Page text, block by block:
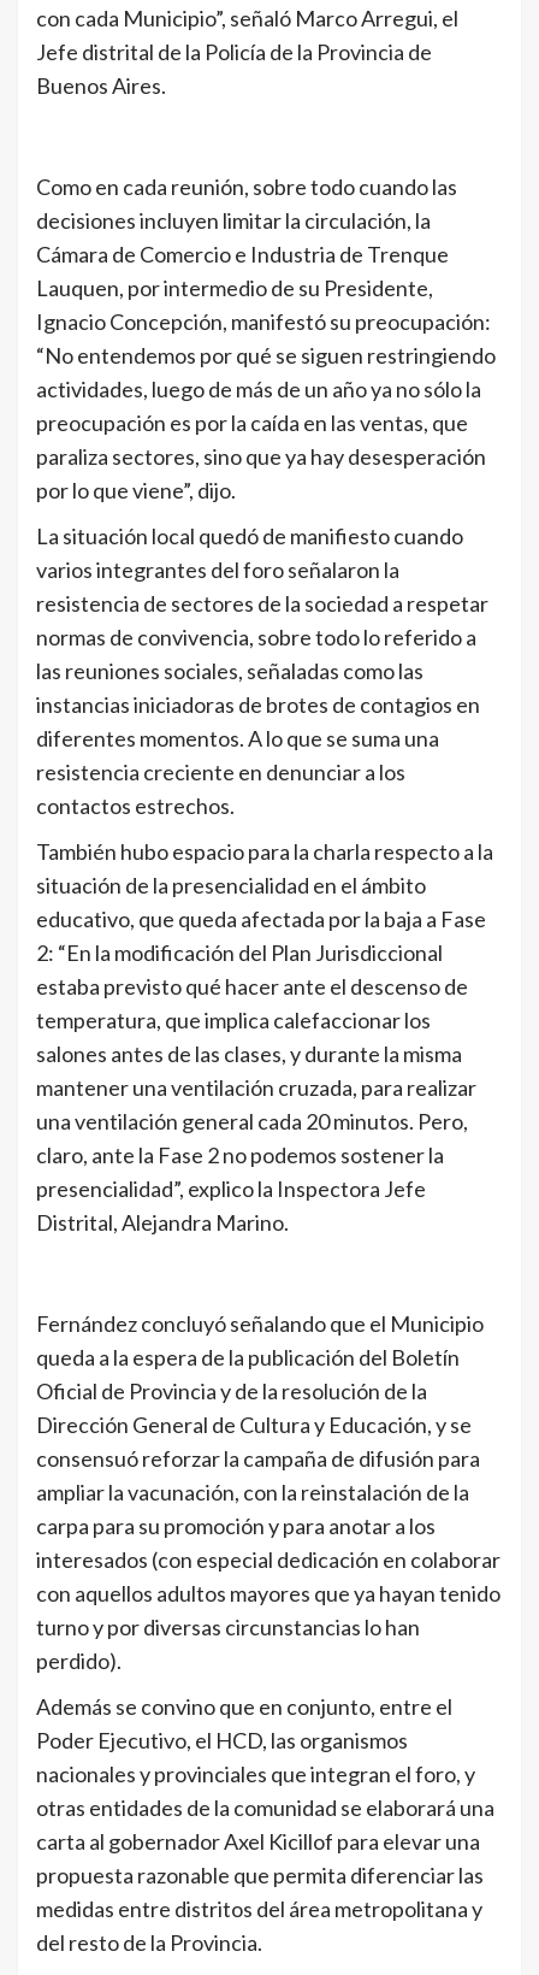
con cada Municipio”, señaló Marco Arregui, el
Jefe distrital de la Policía de la Provincia de
Buenos Aires.
Como en cada reunión, sobre todo cuando las
decisiones incluyen limitar la circulación, la
Cámara de Comercio e Industria de Trenque
Lauquen, por intermedio de su Presidente,
Ignacio Concepción, manifestó su preocupación:
“No entendemos por qué se siguen restringiendo
actividades, luego de más de un año ya no sólo la
preocupación es por la caída en las ventas, que
paraliza sectores, sino que ya hay desesperación
por lo que viene”, dijo.
La situación local quedó de manifiesto cuando
varios integrantes del foro señalaron la
resistencia de sectores de la sociedad a respetar
normas de convivencia, sobre todo lo referido a
las reuniones sociales, señaladas como las
instancias iniciadoras de brotes de contagios en
diferentes momentos. A lo que se suma una
resistencia creciente en denunciar a los
contactos estrechos.
También hubo espacio para la charla respecto a la
situación de la presencialidad en el ámbito
educativo, que queda afectada por la baja a Fase
2: “En la modificación del Plan Jurisdiccional
estaba previsto qué hacer ante el descenso de
temperatura, que implica calefaccionar los
salones antes de las clases, y durante la misma
mantener una ventilación cruzada, para realizar
una ventilación general cada 20 minutos. Pero,
claro, ante la Fase 2 no podemos sostener la
presencialidad”, explico la Inspectora Jefe
Distrital, Alejandra Marino.
Fernández concluyó señalando que el Municipio
queda a la espera de la publicación del Boletín
Oficial de Provincia y de la resolución de la
Dirección General de Cultura y Educación, y se
consensuó reforzar la campaña de difusión para
ampliar la vacunación, con la reinstalación de la
carpa para su promoción y para anotar a los
interesados (con especial dedicación en colaborar
con aquellos adultos mayores que ya hayan tenido
turno y por diversas circunstancias lo han
perdido).
Además se convino que en conjunto, entre el
Poder Ejecutivo, el HCD, las organismos
nacionales y provinciales que integran el foro, y
otras entidades de la comunidad se elaborará una
carta al gobernador Axel Kicillof para elevar una
propuesta razonable que permita diferenciar las
medidas entre distritos del área metropolitana y
del resto de la Provincia.